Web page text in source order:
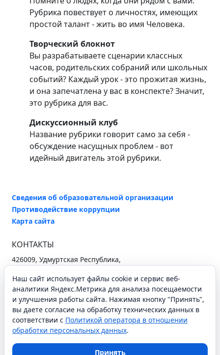
Рубрика повествует о личностях, имеющих
простой талант - жить во имя Человека.
Творческий блокнот
Вы разрабатываете сценарии классных
часов, родительских собраний или школьных
событий? Каждый урок - это прожитая жизнь,
и она запечатлена у вас в конспекте? Значит,
это рубрика для вас.
Дискуссионный клуб
Название рубрики говорит само за себя -
обсуждение насущных проблем - вот
идейный двигатель этой рубрики.
Сведения об образовательной организации
Противодействие коррупции
Карта сайта
КОНТАКТЫ
426009, Удмуртская Республика,
+7 (3412) 37-96-26
secretary@iro18.ru
Схема проезда
СОЦИАЛЬНЫЕ СЕТИ
Наш сайт использует файлы cookie и сервис веб-
аналитики Яндекс.Метрика для анализа посещаемости
и улучшения работы сайта. Нажимая кнопку "Принять",
вы даете согласие на обработку технических данных в
соответствии с Политикой оператора в отношении
обработки персональных данных.
Принять